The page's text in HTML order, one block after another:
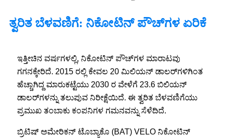
ತ್ವರಿತ ಬೆಳವಣಿಗೆ: ನಿಕೋಟಿನ್ ಪೌಚ್‌ಗಳ ಏರಿಕೆ
ಇತ್ತೀಚಿನ ವರ್ಷಗಳಲ್ಲಿ, ನಿಕೋಟಿನ್ ಪೌಚ್‌ಗಳ ಮಾರಾಟವು
ಗಗನಕ್ಕೇರಿದೆ. 2015 ರಲ್ಲಿ ಕೇವಲ 20 ಮಿಲಿಯನ್ ಡಾಲರ್‌ಗಳಿಗಿಂತ
ಹೆಚ್ಚಾಗಿದ್ದ ಮಾರುಕಟ್ಟೆಯು 2030 ರ ವೇಳೆಗೆ 23.6 ಬಿಲಿಯನ್
ಡಾಲರ್‌ಗಳನ್ನು ತಲುಪುವ ನಿರೀಕ್ಷೆಯಿದೆ. ಈ ತ್ವರಿತ ಬೆಳವಣಿಗೆಯು
ಪ್ರಮುಖ ತಂಬಾಕು ಕಂಪನಿಗಳ ಗಮನವನ್ನು ಸೆಳೆದಿದೆ.
ಬ್ರಿಟಿಷ್ ಅಮೇರಿಕನ್ ಟೊಬ್ಯಾಕೊ (BAT) VELO ನಿಕೋಟಿನ್